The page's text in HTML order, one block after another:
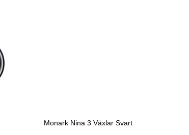
Monark Nina 3 Växlar Svart